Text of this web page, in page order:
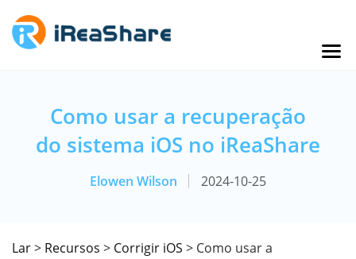
Como usar a recuperação
do sistema iOS no iReaShare
Elowen Wilson 2024-10-25
Lar> Recursos > Corrigir iOS > Como usar a